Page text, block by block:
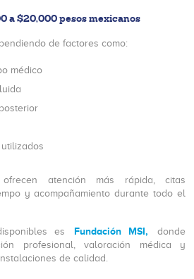
a $20,000 pesos mexicanos
de factores como:
médico
atención más rápida, citas
y acompañamiento durante todo el
es Fundación MSI,
donde
profesional, valoración médica y
de calidad.